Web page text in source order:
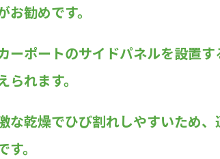
勧めです。
ーポートのサイドパネルを設置す
れます。
な乾燥でひび割れしやすいため
。